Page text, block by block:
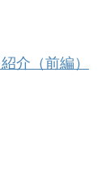
介（前編）